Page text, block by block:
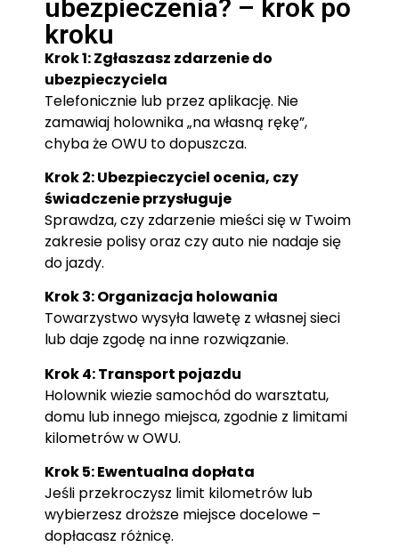
ubezpieczenia? – krok po
kroku
Krok 1: Zgłaszasz zdarzenie do
ubezpieczyciela
Telefonicznie lub przez aplikację. Nie
zamawiaj holownika „na własną rękę”,
chyba że OWU to dopuszcza.
Krok 2: Ubezpieczyciel ocenia, czy
świadczenie przysługuje
Sprawdza, czy zdarzenie mieści się w Twoim
zakresie polisy oraz czy auto nie nadaje się
do jazdy.
Krok 3: Organizacja holowania
Towarzystwo wysyła lawetę z własnej sieci
lub daje zgodę na inne rozwiązanie.
Krok 4: Transport pojazdu
Holownik wiezie samochód do warsztatu,
domu lub innego miejsca, zgodnie z limitami
kilometrów w OWU.
Krok 5: Ewentualna dopłata
Jeśli przekroczysz limit kilometrów lub
wybierzesz droższe miejsce docelowe –
dopłacasz różnicę.